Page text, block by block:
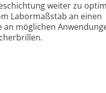
weiter zu
Labormaßstab an einen
an möglichen